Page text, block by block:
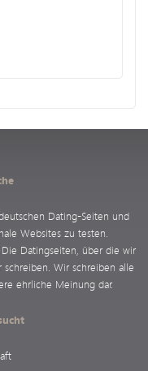
Dating-Seiten und
Websites zu testen.
Datingseiten, über die wir
schreiben. Wir schreiben alle
ehrliche Meinung dar.